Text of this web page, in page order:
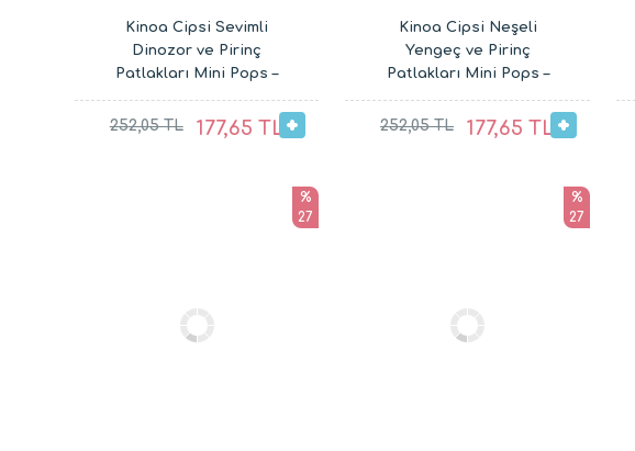
Kinoa Cipsi Sevimli
Dinozor ve Pirinç
Patlakları Mini Pops –
Atıştırmalıkları (20G ve
252,05 TL 177,65 TL
Kinoa Cipsi Neşeli
Yengeç ve Pirinç
Patlakları Mini Pops –
Atıştırmalıkları (20G ve
252,05 TL 177,65 TL
%
27
%
27